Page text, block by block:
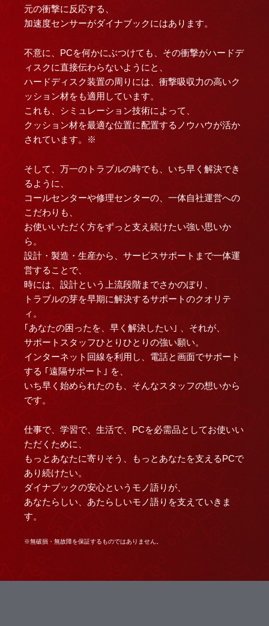
元の衝撃に反応する、
加速度センサーがダイナブックにはあります。
不意に、PCを何かにぶつけても、その衝撃がハードデ
ィスクに直接伝わらないようにと、
ハードディスク装置の周りには、衝撃吸収力の高いク
ッション材をも適用しています。
これも、シミュレーション技術によって、
クッション材を最適な位置に配置するノウハウが活か
されています。※
そして、万一のトラブルの時でも、いち早く解決でき
るように、
コールセンターや修理センターの、一体自社運営への
こだわりも、
お使いいただく方をずっと支え続けたい強い思いか
ら。
設計・製造・生産から、サービスサポートまで一体運
営することで、
時には、設計という上流段階までさかのぼり、
トラブルの芽を早期に解決するサポートのクオリテ
ィ。
｢あなたの困ったを、早く解決したい｣ 、それが、
サポートスタッフひとりひとりの強い願い。
インターネット回線を利用し、電話と画面でサポート
する ｢遠隔サポート｣ を、
いち早く始められたのも、そんなスタッフの想いから
です。
仕事で、学習で、生活で、PCを必需品としてお使いい
ただくために、
もっとあなたに寄りそう、もっとあなたを支えるPCで
あり続けたい。
ダイナブックの安心というモノ語りが、
あなたらしい、あたらしいモノ語りを支えていきま
す。
※無破損・無故障を保証するものではありません。